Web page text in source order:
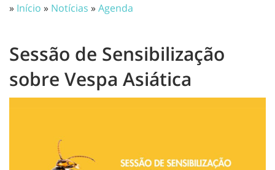
» Início » Notícias »Agenda
Sessão de Sensibilização
sobre Vespa Asiática